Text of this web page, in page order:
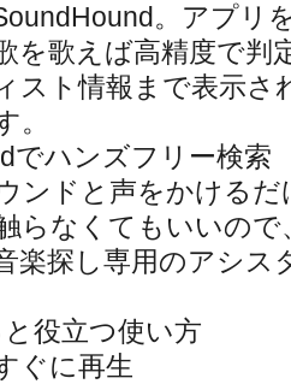
。アプリ
を歌えば高精度で判
スト情報まで表示さ
。
でハンズフリー検索
ンドと声をかけるだ
らなくてもいいの
楽探し専用のアシス
役立つ使い方
ぐに再生